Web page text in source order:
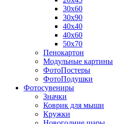
30х60
30х90
40х40
40х60
50х70
Пенокартон
Модульные картины
ФотоПостеры
ФотоПодушки
Фотоcувениры
Значки
Коврик для мыши
Кружки